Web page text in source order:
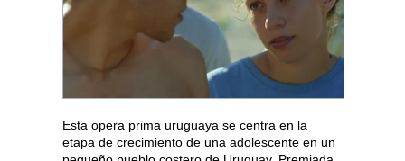
Esta opera prima uruguaya se centra en la
etapa de crecimiento de una adolescente en un